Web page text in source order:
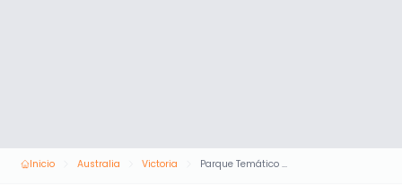
Inicio Australia Victoria Parque Temático A Maze N Things